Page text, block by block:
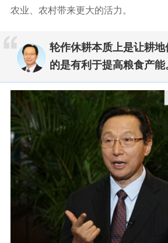
农业、农村带来更大的活力。
轮作休耕本质上是让耕
的是有利于提高粮食产能